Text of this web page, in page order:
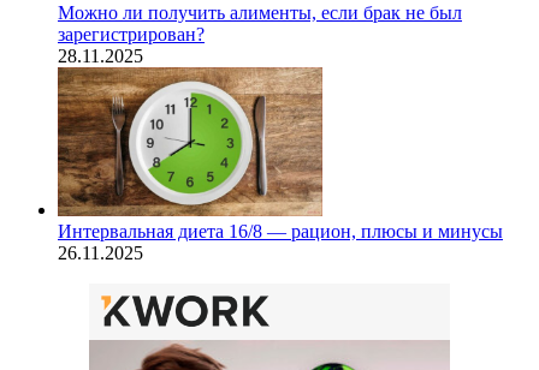
Можно ли получить алименты, если брак не был
зарегистрирован?
28.11.2025
Интервальная диета 16/8 — рацион, плюсы и минусы
26.11.2025